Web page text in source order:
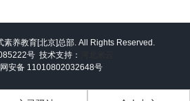
养教育[北京]总部. All Rights Reserved.
号 技术支持：
安备 11010802032648号